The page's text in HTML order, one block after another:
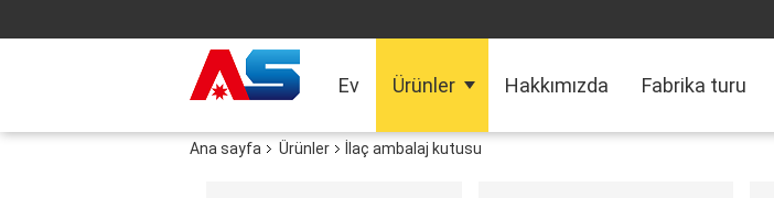
Ev Ürünler Hakkımızda Fabrika turu
Ana sayfa Ürünler İlaç ambalaj kutusu